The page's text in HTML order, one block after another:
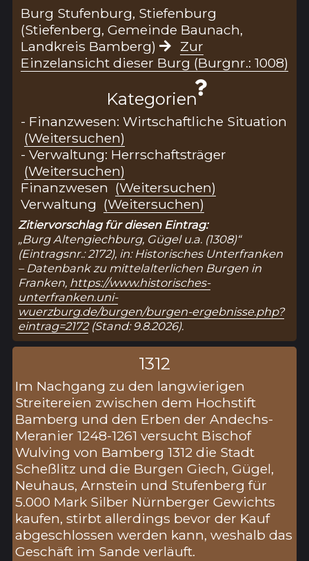
Burg Stufenburg, Stiefenburg
(Stiefenberg, Gemeinde Baunach,
Landkreis Bamberg)
Zur
Einzelansicht dieser Burg (Burgnr.: 1008)
Kategorien
- Finanzwesen: Wirtschaftliche Situation
(Weitersuchen)
- Verwaltung: Herrschaftsträger
(Weitersuchen)
Finanzwesen (Weitersuchen)
Verwaltung (Weitersuchen)
Zitiervorschlag für diesen Eintrag:
„Burg Altengiechburg, Gügel u.a. (1308)“
(Eintragsnr.: 2172), in: Historisches Unterfranken
– Datenbank zu mittelalterlichen Burgen in
Franken, https://www.historisches-
unterfranken.uni-
wuerzburg.de/burgen/burgen-ergebnisse.php?
eintrag=2172(Stand: 9.8.2026).
1312
Im Nachgang zu den langwierigen
Streitereien zwischen dem Hochstift
Bamberg und den Erben der Andechs-
Meranier 1248-1261 versucht Bischof
Wulving von Bamberg 1312 die Stadt
Scheßlitz und die Burgen Giech, Gügel,
Neuhaus, Arnstein und Stufenberg für
5.000 Mark Silber Nürnberger Gewichts
kaufen, stirbt allerdings bevor der Kauf
abgeschlossen werden kann, weshalb das
Geschäft im Sande verläuft.